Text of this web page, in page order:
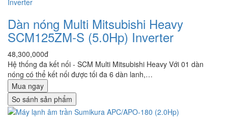
Dàn nóng Multi Mitsubishi Heavy
SCM125ZM-S (5.0Hp) Inverter
48,300,000đ
Hệ thống đa kết nối - SCM Multi Mitsubishi Heavy Với 01 dàn
nóng có thể kết nối được tối đa 6 dàn lanh,…
Mua ngay
So sánh sản phẩm